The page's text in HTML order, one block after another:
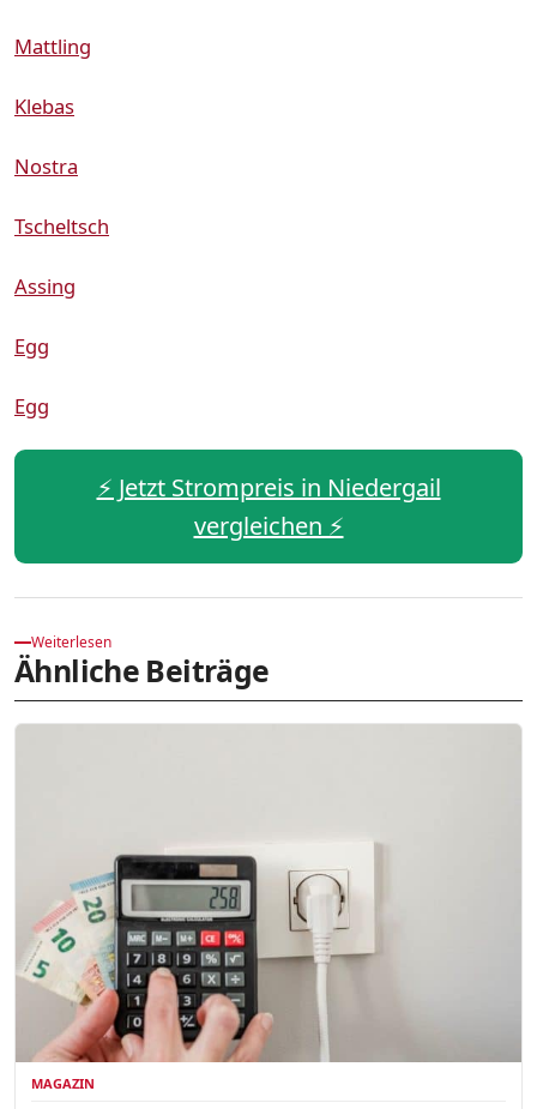
Mattling
Klebas
Nostra
Tscheltsch
Assing
Egg
Egg
⚡️ Jetzt Strompreis in Niedergail
vergleichen ⚡️
Weiterlesen
Ähnliche Beiträge
MAGAZIN